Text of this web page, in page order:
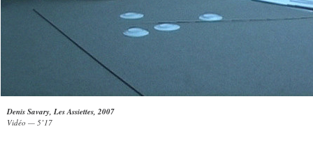
Denis Savary, Les Assiettes, 2007
Vidéo — 5’17